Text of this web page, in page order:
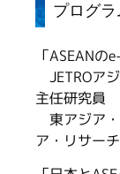
プログ
「ASEANの
JETROア
主任研究員
東アジア
ア・リサー